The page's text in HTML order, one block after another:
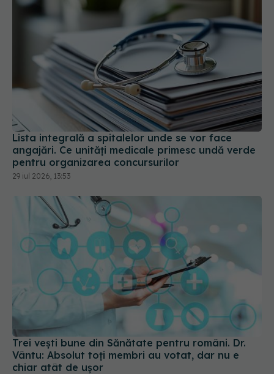
Lista integrală a spitalelor unde se vor face
angajări. Ce unități medicale primesc undă verde
pentru organizarea concursurilor
29 iul 2026, 13:53
Trei vești bune din Sănătate pentru români. Dr.
Vântu: Absolut toți membri au votat, dar nu e
chiar atât de ușor